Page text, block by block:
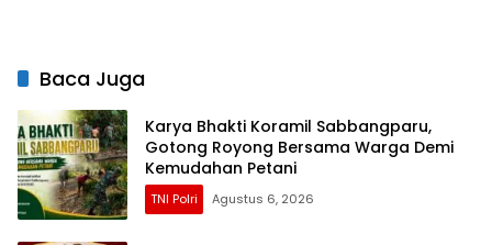
Baca Juga
Karya Bhakti Koramil Sabbangparu,
Gotong Royong Bersama Warga Demi
Kemudahan Petani
TNI Polri Agustus 6, 2026